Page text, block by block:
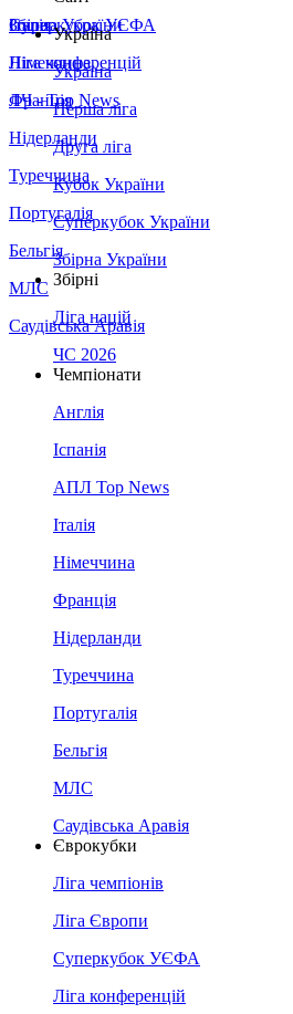
Збірна України
Італія
Німеччина
Франція
Нідерланди
Туреччина
Португалія
Бельгія
МЛС
Саудівська Аравія
Суперкубок УЄФА
Ліга конференцій
ЛЧ - Top News
Україна
Україна
Перша ліга
Друга ліга
Кубок України
Суперкубок України
Збірна України
Збірні
Ліга націй
ЧС 2026
Чемпіонати
Англія
Іспанія
АПЛ Top News
Італія
Німеччина
Франція
Нідерланди
Туреччина
Португалія
Бельгія
МЛС
Саудівська Аравія
Єврокубки
Ліга чемпіонів
Ліга Європи
Суперкубок УЄФА
Ліга конференцій